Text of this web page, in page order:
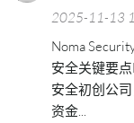
2025-11-13
Noma
安全关键要
安全初创公
资金...